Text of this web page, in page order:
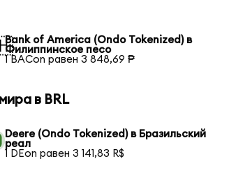
Bank of America (Ondo Tokenized) в
Филиппинское песо
1 BACon равен 3 848,69 ₱
в BRL
Deere (Ondo Tokenized) в Бразильский
реал
1 DEon равен 3 141,83 R$